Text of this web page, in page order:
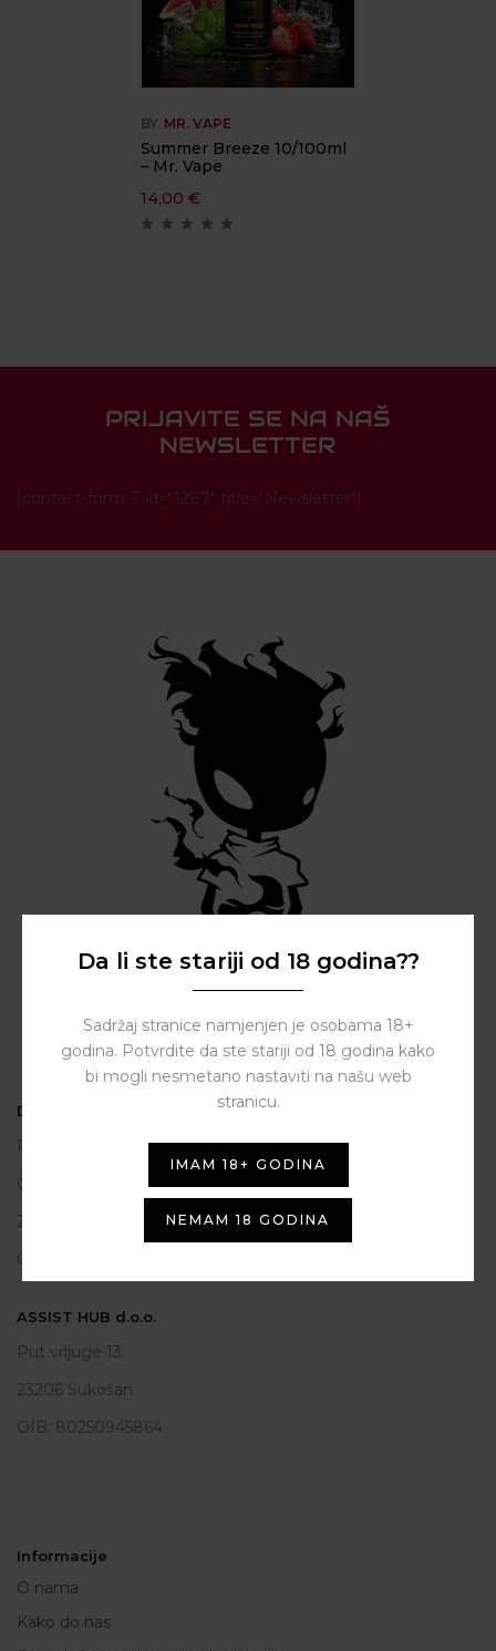
BY MR. VAPE
Summer Breeze 10/100ml
– Mr. Vape
14,00 €
PRIJAVITE SE NA NAŠ
NEWSLETTER
[contact-form-7 id="1287" title="Newsletter"]
DEUCES
Polačišće 2
City Gallery
Zadar
098 163 2222
ASSIST HUB d.o.o.
Put vrljuge 13
23206 Sukošan
OIB: 80250945864
Informacije
O nama
Kako do nas
Da li ste stariji od 18 godina??
Sadržaj stranice namjenjen je osobama 18+
godina. Potvrdite da ste stariji od 18 godina kako
bi mogli nesmetano nastaviti na našu web
stranicu.
IMAM 18+ GODINA
NEMAM 18 GODINA